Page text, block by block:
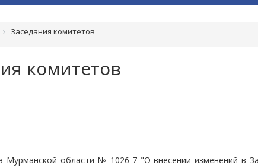
Заседания комитетов
комитетов
Мурманской области № 1026-7 "О внесении изменений в